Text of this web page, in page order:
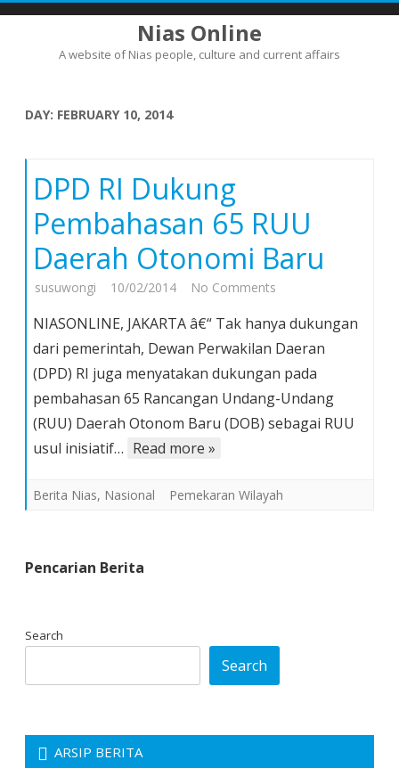
Nias Online
A website of Nias people, culture and current affairs
DAY: FEBRUARY 10, 2014
DPD RI Dukung
Pembahasan 65 RUU
Daerah Otonomi Baru
susuwongi 10/02/2014 No Comments
RI
Dukung
Pembahasan
65
RUU
Baru
NIASONLINE, JAKARTA â€“ Tak hanya dukungan
dari pemerintah, Dewan Perwakilan Daeran
(DPD) RI juga menyatakan dukungan pada
pembahasan 65 Rancangan Undang-Undang
(RUU) Daerah Otonom Baru (DOB) sebagai RUU
usul inisiatif… Read more »
Berita Nias, Nasional Pemekaran Wilayah
Pencarian Berita
Search
Search
ARSIP BERITA